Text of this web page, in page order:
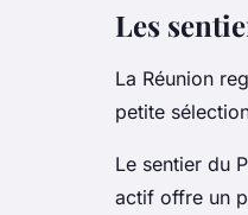
Les
La Réunion
petite
Le sentier du
actif offre un